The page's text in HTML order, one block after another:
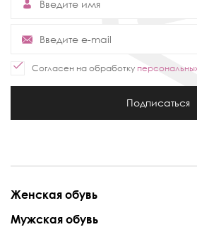
Согласен на обработку
Подписаться
Женская обувь
Мужская обувь